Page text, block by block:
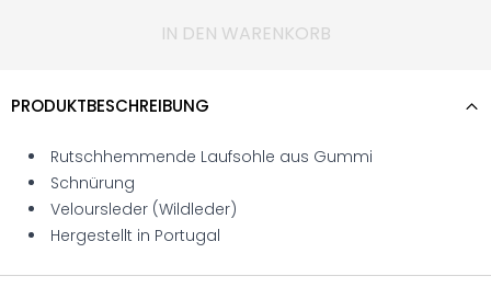
IN DEN WARENKORB
PRODUKTBESCHREIBUNG
Rutschhemmende Laufsohle aus Gummi
Schnürung
Veloursleder (Wildleder)
Hergestellt in Portugal